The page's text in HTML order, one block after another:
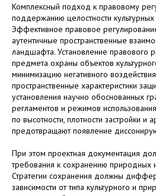
Комплексный подход к правовому
поддержанию целостности
Эффективное правовое
аутентичные пространственные
ландшафта. Установление правового
предмета охраны объектов
минимизацию негативного
пространственные характеристики
установления научно обоснованных
регламентов и режимов
по высотности, плотности застройки
предотвращают появление
При этом проектная документация
требования к сохранению природных
Стратегии сохранения должны
зависимости от типа культурного и